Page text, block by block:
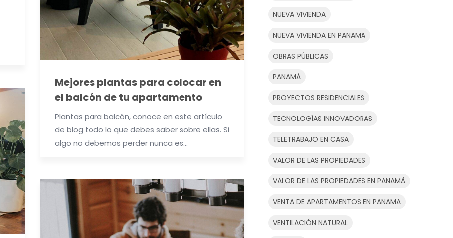
Mejores plantas para colocar en
el balcón de tu apartamento
Plantas para balcón, conoce en este artículo
de blog todo lo que debes saber sobre ellas. Si
algo no debemos perder nunca es…
NUEVA VIVIENDA
NUEVA VIVIENDA EN PANAMA
OBRAS PÚBLICAS
PANAMÁ
PROYECTOS RESIDENCIALES
TECNOLOGÍAS INNOVADORAS
TELETRABAJO EN CASA
VALOR DE LAS PROPIEDADES
VALOR DE LAS PROPIEDADES EN PANAMÁ
VENTA DE APARTAMENTOS EN PANAMA
VENTILACIÓN NATURAL